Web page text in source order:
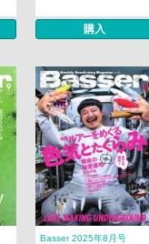
購入
Basser 2025年8月号